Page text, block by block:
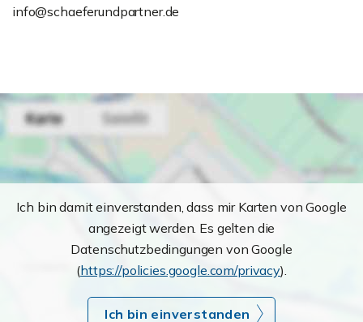
info@schaeferundpartner.de
Ich bin damit einverstanden, dass mir Karten von Google
angezeigt werden. Es gelten die
Datenschutzbedingungen von Google
(https://policies.google.com/privacy).
Ich bin einverstanden